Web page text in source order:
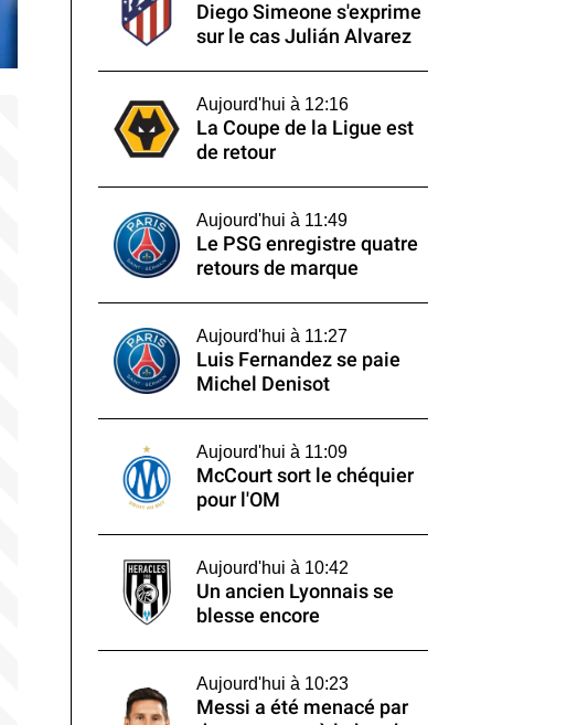
Diego Simeone s'exprime
sur le cas Julián Alvarez
Aujourd'hui à 12:16
La Coupe de la Ligue est
de retour
Aujourd'hui à 11:49
Le PSG enregistre quatre
retours de marque
Aujourd'hui à 11:27
Luis Fernandez se paie
Michel Denisot
Aujourd'hui à 11:09
McCourt sort le chéquier
pour l'OM
Aujourd'hui à 10:42
Un ancien Lyonnais se
blesse encore
Aujourd'hui à 10:23
Messi a été menacé par